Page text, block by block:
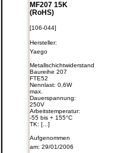
MF207 15K
(RoHS)
[106-044]
Hersteller:
Yaego
Metallschichtwiderstand
Baureihe 207
FTE52
Nennlast: 0,6W
max.
Dauerspannung:
250V
Arbeitstemperatur:
-55 bis + 155°C
TK: [...]
Aufgenommen
am: 29/01/2006